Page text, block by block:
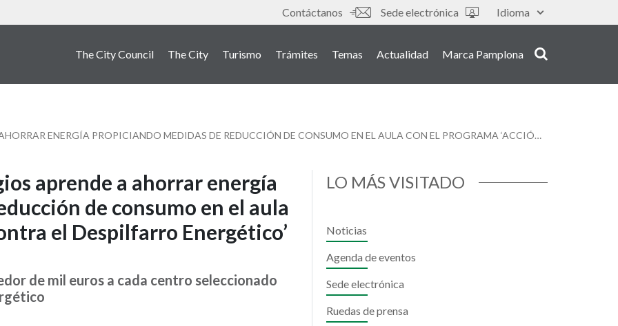
Idioma
Tools
Contáctanos Sede electrónica
The City Council The City Turismo Trámites Temas Actualidad Marca Pamplona
ALUMNADO DE CUATRO COLEGIOS APRENDE A AHORRAR ENERGÍA PROPICIANDO MEDIDAS DE REDUCCIÓN DE CONSUMO EN EL AULA CON EL PROGRAMA ‘ACCIÓN CONTRA EL DESPILFARRO ENERGÉTICO’
aprende a ahorrar energía
de consumo en el aula
el Despilfarro Energético’
de mil euros a cada centro seleccionado
LO MÁS VISITADO
Noticias
Agenda de eventos
Sede electrónica
Ruedas de prensa